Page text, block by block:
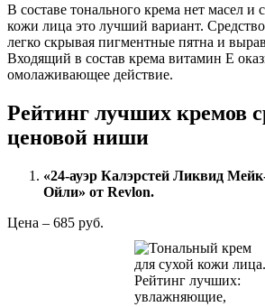
В составе тонального крема нет масел и
кожи лица это лучший вариант.
легко скрывая пигментные пятна и
Входящий в состав крема витамин Е
омолаживающее действие.
Рейтинг лучших кремов
ценовой ниши
«24-ауэр Калэрстей Ликвид
Ойли» от Revlon.
Цена – 685 руб.